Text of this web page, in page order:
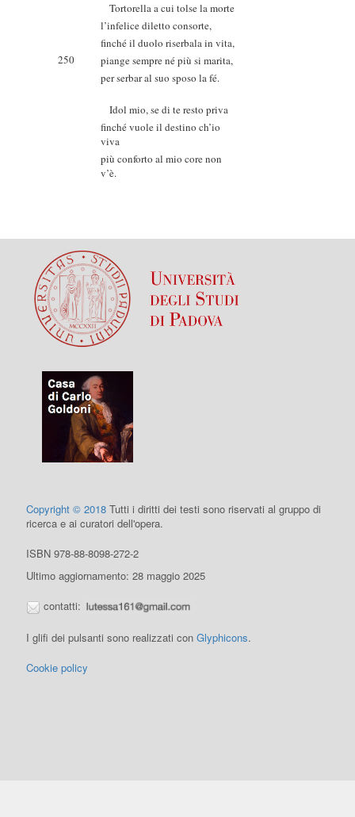
Tortorella a cui tolse la morte
l’infelice diletto consorte,
finché il duolo riserbala in vita,
250
piange sempre né più si marita,
per serbar al suo sposo la fé.
Idol mio, se di te resto priva
finché vuole il destino ch’io
viva
più conforto al mio core non
v’è.
Copyright © 2018 Tutti i diritti dei testi sono riservati al gruppo di
ricerca e ai curatori dell'opera.
ISBN 978-88-8098-272-2
Ultimo aggiornamento: 28 maggio 2025
contatti:
I glifi dei pulsanti sono realizzati conGlyphicons.
Cookie policy